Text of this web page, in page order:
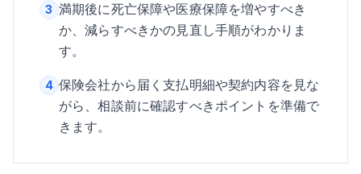
3 満期後に死亡保障や医療保障を増やすべき
か、減らすべきかの見直し手順がわかりま
す。
4 保険会社から届く支払明細や契約内容を見な
がら、相談前に確認すべきポイントを準備で
きます。